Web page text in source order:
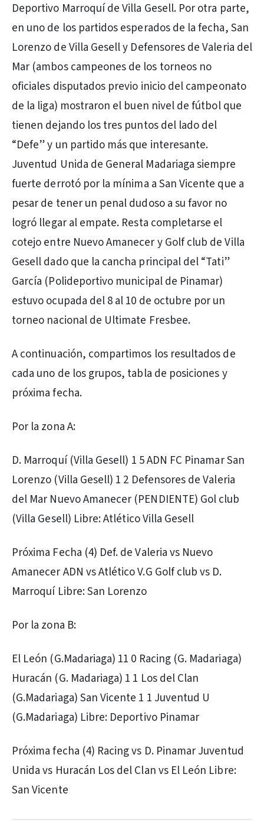
Deportivo Marroquí de Villa Gesell. Por otra parte,
en uno de los partidos esperados de la fecha, San
Lorenzo de Villa Gesell y Defensores de Valeria del
Mar (ambos campeones de los torneos no
oficiales disputados previo inicio del campeonato
de la liga) mostraron el buen nivel de fútbol que
tienen dejando los tres puntos del lado del
“Defe” y un partido más que interesante.
Juventud Unida de General Madariaga siempre
fuerte derrotó por la mínima a San Vicente que a
pesar de tener un penal dudoso a su favor no
logró llegar al empate. Resta completarse el
cotejo entre Nuevo Amanecer y Golf club de Villa
Gesell dado que la cancha principal del “Tati”
García (Polideportivo municipal de Pinamar)
estuvo ocupada del 8 al 10 de octubre por un
torneo nacional de Ultimate Fresbee.
A continuación, compartimos los resultados de
cada uno de los grupos, tabla de posiciones y
próxima fecha.
Por la zona A:
D. Marroquí (Villa Gesell) 1 5 ADN FC Pinamar San
Lorenzo (Villa Gesell) 1 2 Defensores de Valeria
del Mar Nuevo Amanecer (PENDIENTE) Gol club
(Villa Gesell) Libre: Atlético Villa Gesell
Próxima Fecha (4) Def. de Valeria vs Nuevo
Amanecer ADN vs Atlético V.G Golf club vs D.
Marroquí Libre: San Lorenzo
Por la zona B:
El León (G.Madariaga) 11 0 Racing (G. Madariaga)
Huracán (G. Madariaga) 1 1 Los del Clan
(G.Madariaga) San Vicente 1 1 Juventud U
(G.Madariaga) Libre: Deportivo Pinamar
Próxima fecha (4) Racing vs D. Pinamar Juventud
Unida vs Huracán Los del Clan vs El León Libre:
San Vicente